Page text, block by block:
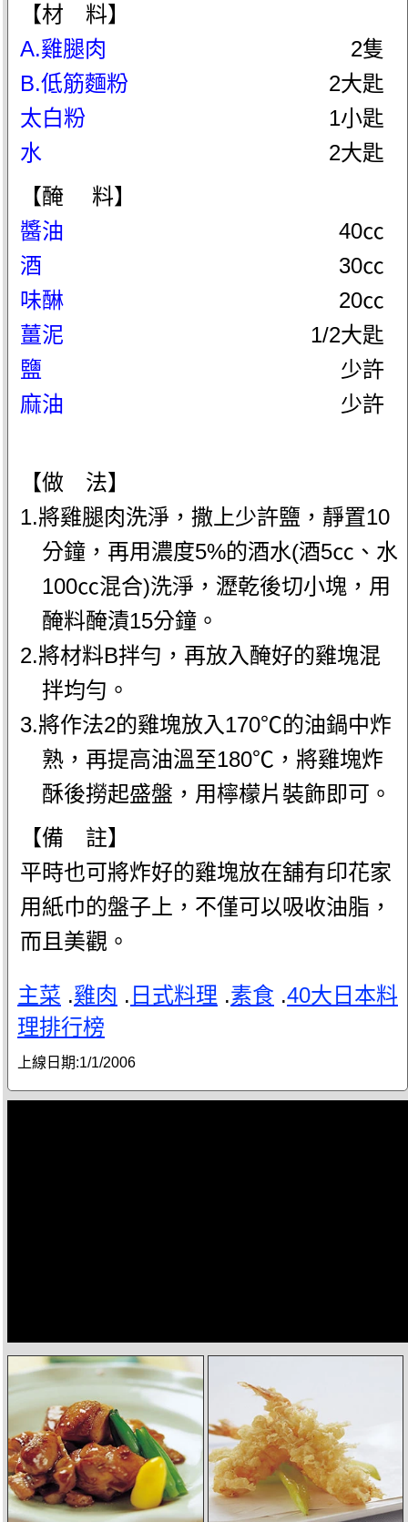
【材 料】
A.雞腿肉
2隻
B.低筋麵粉
2大匙
太白粉
1小匙
水
2大匙
【醃 料】
醬油
40㏄
酒
30㏄
味醂
20㏄
薑泥
1/2大匙
鹽
少許
麻油
少許
【做 法】
1.將雞腿肉洗淨，撒上少許鹽，靜置10
分鐘，再用濃度5%的酒水(酒5㏄、水
100㏄混合)洗淨，瀝乾後切小塊，用
醃料醃漬15分鐘。
2.將材料B拌勻，再放入醃好的雞塊混
拌均勻。
3.將作法2的雞塊放入170℃的油鍋中炸
熟，再提高油溫至180℃，將雞塊炸
酥後撈起盛盤，用檸檬片裝飾即可。
【備 註】
平時也可將炸好的雞塊放在舖有印花家
用紙巾的盤子上，不僅可以吸收油脂，
而且美觀。
主菜 .雞肉 . 日式料理 .素食 .40大日本料
理排行榜
上線日期:1/1/2006